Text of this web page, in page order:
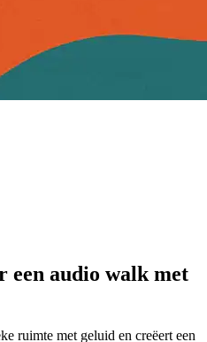
een audio walk met
ruimte met geluid en creëert een